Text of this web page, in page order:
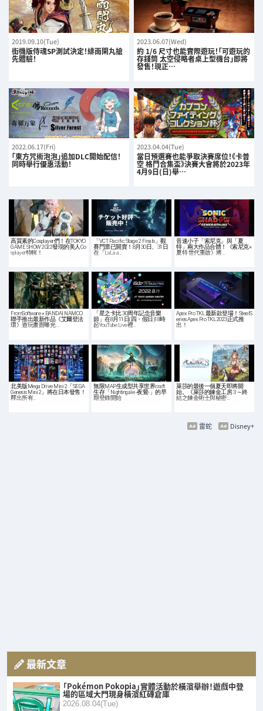
2019.09.10(Tue)
街機版侍魂SP測試決定！緋雨閑丸搶
先體驗！
2023.06.07(Wed)
約 1/6 尺寸也能實際遊玩！「可遊玩的
存錢筒 太空侵略者桌上型機台」即將
發售！現正…
2022.06.17(Fri)
「東方咒術泡泡」追加DLC開始配信！
同時舉行優惠活動！
2023.04.04(Tue)
當日預選賽也能爭取決賽席位！《卡普
空 格鬥合集盃》決賽大會將於2023年
4月9日(日)舉…
高質素的Cosplayer們！在TOKYO
GAME SHOW 2022發現的美人Co
splayer特輯！
「VCT Pacific Stage 2 Finals」觀
賽門票已開賣！8月30日、31日
在「LaLa a…
音速小子「索尼克」與「夏
特」兩大作品合體！《索尼克×
夏特 世代重啟》將…
FromSoftware × BANDAI NAMCO
聯手推出最新作品《艾爾登法
環》遊玩畫面曝光…
「星之卡比 30周年記念音樂
節」在8月11日(四・假日)18時
起YouTube Live裡…
Apex Pro TKL 最新款登場！SteelS
eries Apex Pro TKL 2023正式推
出！
北美版Mega Drive Mini 2「SEGA
Genesis Mini 2」將在日本發售！
釋出所有…
無限MAP生成型共享世界craft
生存「Nightingale -夜鶯-」的早
期登錄開始
萊莎的最後一個夏天即將開
始。《萊莎的鍊金工房 3 ～終
結之鍊金術士與秘密…
Disney+
雷蛇
最新文章
「Pokémon Pokopia」實體活動於橫濱舉辦！遊戲中登
場的區域大門現身橫濱紅磚倉庫
2026.08.04(Tue)